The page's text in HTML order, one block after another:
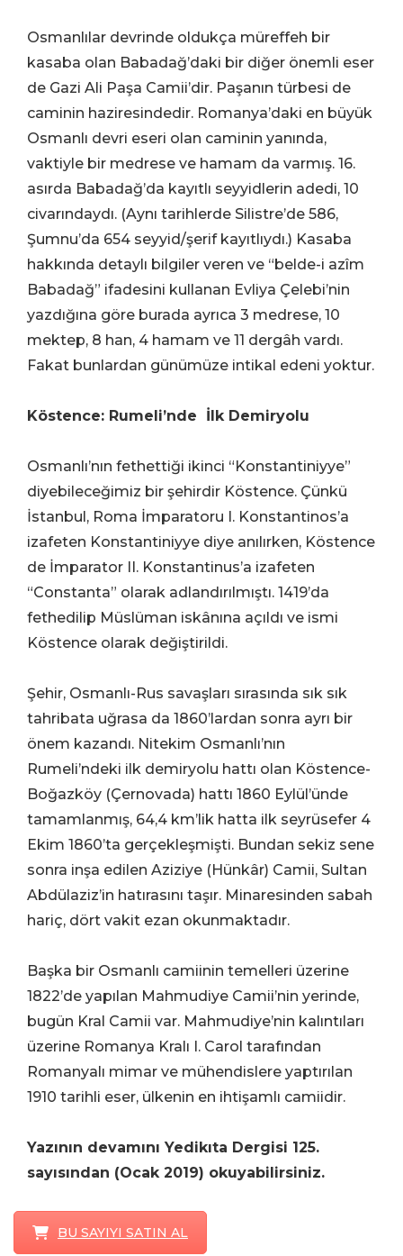
Osmanlılar devrinde oldukça müreffeh bir
kasaba olan Babadağ’daki bir diğer önemli eser
de Gazi Ali Paşa Camii’dir. Paşanın türbesi de
caminin haziresindedir. Romanya’daki en büyük
Osmanlı devri eseri olan caminin yanında,
vaktiyle bir medrese ve hamam da varmış. 16.
asırda Babadağ’da kayıtlı seyyidlerin adedi, 10
civarındaydı. (Aynı tarihlerde Silistre’de 586,
Şumnu’da 654 seyyid/şerif kayıtlıydı.) Kasaba
hakkında detaylı bilgiler veren ve “belde-i azîm
Babadağ” ifadesini kullanan Evliya Çelebi’nin
yazdığına göre burada ayrıca 3 medrese, 10
mektep, 8 han, 4 hamam ve 11 dergâh vardı.
Fakat bunlardan günümüze intikal edeni yoktur.
Köstence: Rumeli’nde İlk Demiryolu
Osmanlı’nın fethettiği ikinci “Konstantiniyye”
diyebileceğimiz bir şehirdir Köstence. Çünkü
İstanbul, Roma İmparatoru I. Konstantinos’a
izafeten Konstantiniyye diye anılırken, Köstence
de İmparator II. Konstantinus’a izafeten
“Constanta” olarak adlandırılmıştı. 1419’da
fethedilip Müslüman iskânına açıldı ve ismi
Köstence olarak değiştirildi.
Şehir, Osmanlı-Rus savaşları sırasında sık sık
tahribata uğrasa da 1860’lardan sonra ayrı bir
önem kazandı. Nitekim Osmanlı’nın
Rumeli’ndeki ilk demiryolu hattı olan Köstence-
Boğazköy (Çernovada) hattı 1860 Eylül’ünde
tamamlanmış, 64,4 km’lik hatta ilk seyrüsefer 4
Ekim 1860’ta gerçekleşmişti. Bundan sekiz sene
sonra inşa edilen Aziziye (Hünkâr) Camii, Sultan
Abdülaziz’in hatırasını taşır. Minaresinden sabah
hariç, dört vakit ezan okunmaktadır.
Başka bir Osmanlı camiinin temelleri üzerine
1822’de yapılan Mahmudiye Camii’nin yerinde,
bugün Kral Camii var. Mahmudiye’nin kalıntıları
üzerine Romanya Kralı I. Carol tarafından
Romanyalı mimar ve mühendislere yaptırılan
1910 tarihli eser, ülkenin en ihtişamlı camiidir.
Yazının devamını Yedikıta Dergisi 125.
sayısından (Ocak 2019) okuyabilirsiniz.
BU SAYIYI SATIN AL